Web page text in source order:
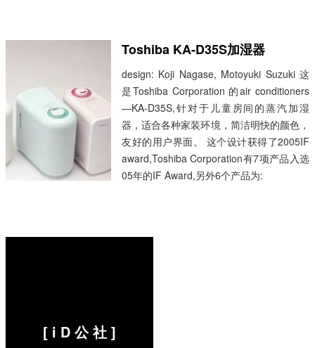
Toshiba KA-D35S加湿器
design: Koji Nagase, Motoyuki Suzuki 这
是Toshiba Corporation 的air conditioners
—KA-D35S,针对于儿童房间的蒸汽加湿
器，适合各种家装环境，简洁明快的颜色，
友好的用户界面。 这个设计获得了2005IF
award,Toshiba Corporation有7项产品入选
05年的IF Award,另外6个产品为:
[ i D 公 社 ]